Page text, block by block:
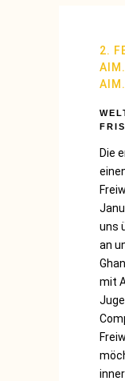
2.
AIM.
Die
uns
an
mit